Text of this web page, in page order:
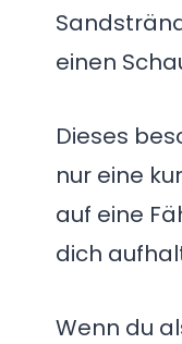
einen
Dieses
nur eine
auf eine
dich
Wenn du